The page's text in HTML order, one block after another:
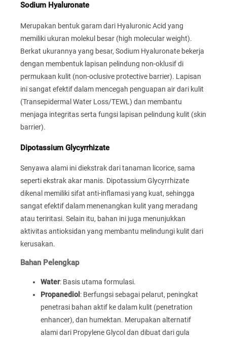
Sodium Hyaluronate
Merupakan bentuk garam dari Hyaluronic Acid yang
memiliki ukuran molekul besar (high molecular weight).
Berkat ukurannya yang besar, Sodium Hyaluronate bekerja
dengan membentuk lapisan pelindung non-oklusif di
permukaan kulit (non-oclusive protective barrier). Lapisan
ini sangat efektif dalam mencegah penguapan air dari kulit
(Transepidermal Water Loss/TEWL) dan membantu
menjaga integritas serta fungsi lapisan pelindung kulit (skin
barrier).
Dipotassium Glycyrrhizate
Senyawa alami ini diekstrak dari tanaman licorice, sama
seperti ekstrak akar manis. Dipotassium Glycyrrhizate
dikenal memiliki sifat anti-inflamasi yang kuat, sehingga
sangat efektif dalam menenangkan kulit yang meradang
atau teriritasi. Selain itu, bahan ini juga menunjukkan
aktivitas antioksidan yang membantu melindungi kulit dari
kerusakan.
Bahan Pelengkap
Water: Basis utama formulasi.
Propanediol: Berfungsi sebagai pelarut, peningkat
penetrasi bahan aktif ke dalam kulit (penetration
enhancer), dan humektan. Merupakan alternatif
alami dari Propylene Glycol dan dibuat dari gula